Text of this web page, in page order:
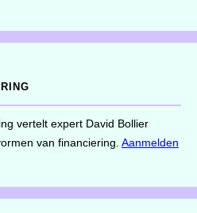
vertelt expert David Bollier
van financiering. Aanmelden